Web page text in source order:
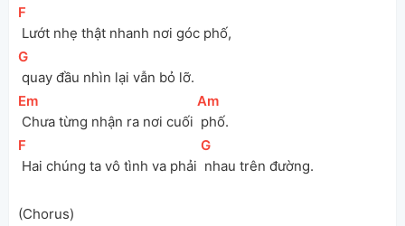
[F
Lướt nhẹ thật nhanh nơi góc phố,
[
G
quay đầu nhìn lại vẫn bỏ lỡ.
[Em
Chưa từng nhận ra nơi cuối
[
Am
phố.
[F
Hai chúng ta vô tình va phải
[
G
nhau trên đường.
(Chorus)